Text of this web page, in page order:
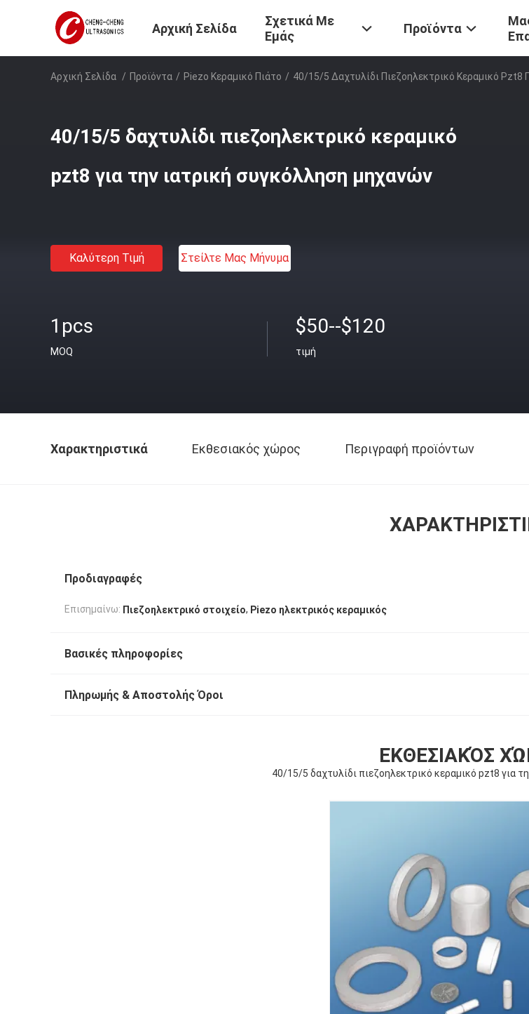
Αρχική Σελίδα
Σχετικά Με
Εμάς
Προϊόντα
Αρχική Σελίδα / Προϊόντα / Piezo Κεραμικό Πιάτο / 40/15/5 Δαχτυλίδι Πιεζοηλεκτρικό Κεραμικό Pzt8
40/15/5 δαχτυλίδι πιεζοηλεκτρικό κεραμικό
pzt8 για την ιατρική συγκόλληση μηχανών
Καλύτερη Τιμή Στείλτε Μας Μήνυμα
1pcs
MOQ
$50--$120
τιμή
Χαρακτηριστικά Εκθεσιακός χώρος Περιγραφή προϊόντων
Προδιαγραφές
Επισημαίνω: Πιεζοηλεκτρικό στοιχείο, Piezo ηλεκτρικός κεραμικός
Βασικές πληροφορίες
Πληρωμής & Αποστολής Όροι
ΕΚΘΕΣΙΑΚΌΣ
40/15/5 δαχτυλίδι πιεζοηλεκτρικό κεραμικό pzt8 για